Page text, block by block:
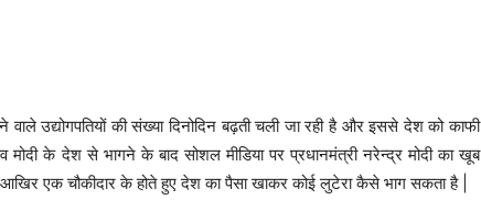
उद्योगपतियों की संख्या दिनोदिन बढ़ती चली जा रही है और इससे देश को काफी
के देश से भागने के बाद सोशल मीडिया पर प्रधानमंत्री नरेन्द्र मोदी का खूब
एक चौकीदार के होते हुए देश का पैसा खाकर कोई लुटेरा कैसे भाग सकता है |